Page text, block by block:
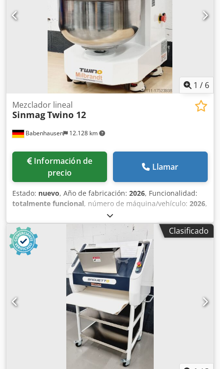
1 / 6
Babenhausen 12.128 km
Mezclador lineal
SinmagTwino 12
Información de
precio
Llamar
Estado: nuevo, Año de fabricación: 2026, Funcionalidad:
totalmente funcional, número de máquina/vehículo: 2026,
24 meses
V, Certificado DGUV hasta:08/2028, peso total:49 kg,
ancho total:
, longitud total: 560 mm
, frecuencia
de entrada:
, corriente de entrada:10 A
eléctrico:
, NUEVO +++ Amasadora de doble brazo
Twino +++ NUEVO Ventajas: menor calentamiento de la
masa, amasado más suave Excelente modelo de
sobremesa Fácil control digital Temporizador con 5
velocidades Para 3-12 kg de masa / 2-8 kg de harina
Tecnología sencilla y robusta Solo nosotros ofrecemos la
certificación DGUV V3 Conexión de 230 V NUEVA máquina,
certificada por SAB 24 meses de garantía + servicio de
piezas de repuesto Crsdpfeu A Hicjx Acnsf Opcional:
Contrato de mantenimiento E-Box Servicio de entrega
Paquete de servicios Servicio de arrendamiento y alquiler
Clasificado